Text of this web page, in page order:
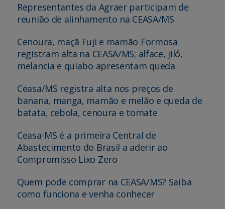
Representantes da Agraer participam de
reunião de alinhamento na CEASA/MS
Cenoura, maçã Fuji e mamão Formosa
registram alta na CEASA/MS; alface, jiló,
melancia e quiabo apresentam queda
Ceasa/MS registra alta nos preços de
banana, manga, mamão e melão e queda de
batata, cebola, cenoura e tomate
Ceasa-MS é a primeira Central de
Abastecimento do Brasil a aderir ao
Compromisso Lixo Zero
Quem pode comprar na CEASA/MS? Saiba
como funciona e venha conhecer